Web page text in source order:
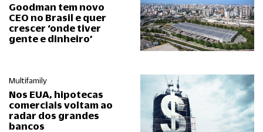
Goodman tem novo
CEO no Brasil e quer
crescer ‘onde tiver
gente e dinheiro’
Multifamily
Nos EUA, hipotecas
comerciais voltam ao
radar dos grandes
bancos